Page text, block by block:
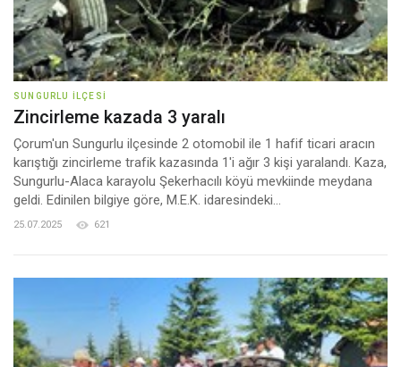
SUNGURLU İLÇESI
Zincirleme kazada 3 yaralı
Çorum'un Sungurlu ilçesinde 2 otomobil ile 1 hafif ticari aracın
karıştığı zincirleme trafik kazasında 1'i ağır 3 kişi yaralandı. Kaza,
Sungurlu-Alaca karayolu Şekerhacılı köyü mevkiinde meydana
geldi. Edinilen bilgiye göre, M.E.K. idaresindeki...
25.07.2025 621